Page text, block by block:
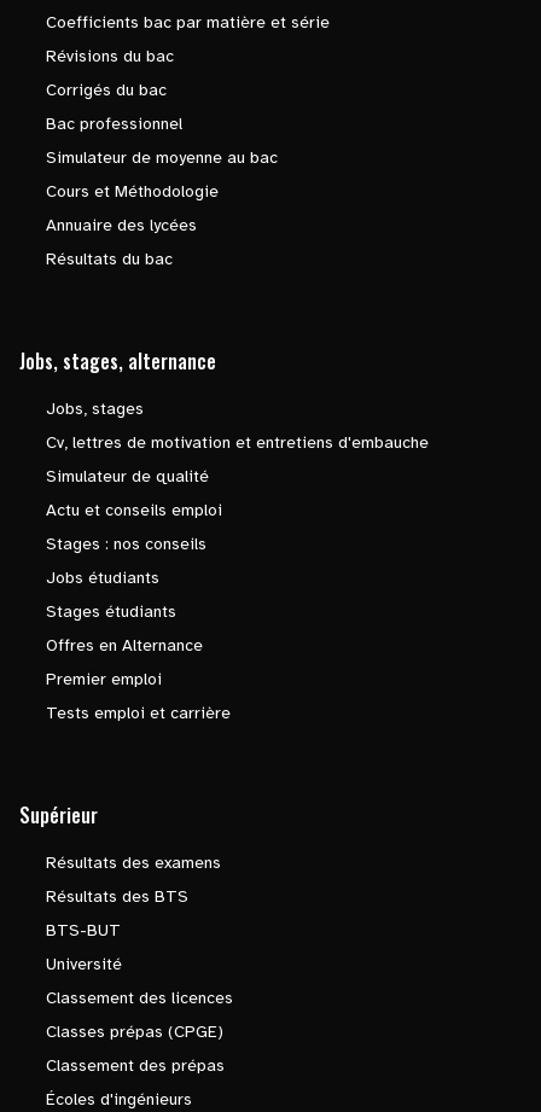
Coefficients bac par matière et série
Révisions du bac
Corrigés du bac
Bac professionnel
Simulateur de moyenne au bac
Cours et Méthodologie
Annuaire des lycées
Résultats du bac
Jobs, stages, alternance
Jobs, stages
Cv, lettres de motivation et entretiens d'embauche
Simulateur de qualité
Actu et conseils emploi
Stages : nos conseils
Jobs étudiants
Stages étudiants
Offres en Alternance
Premier emploi
Tests emploi et carrière
Supérieur
Résultats des examens
Résultats des BTS
BTS-BUT
Université
Classement des licences
Classes prépas (CPGE)
Classement des prépas
Écoles d'ingénieurs